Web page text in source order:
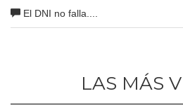
El DNI no falla....
LAS MÁS